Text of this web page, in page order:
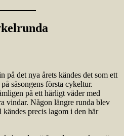
på det nya årets kändes det som ett
säsongens första cykeltur.
på ett härligt väder med
vindar. Någon längre runda blev
precis lagom i den här